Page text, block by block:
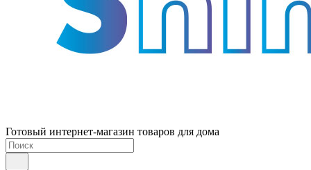
Готовый интернет-магазин товаров для дома